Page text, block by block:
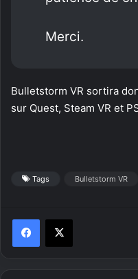
Merci.
Bulletstorm VR sortira
sur Quest, Steam VR et
Tags Bulletstorm VR